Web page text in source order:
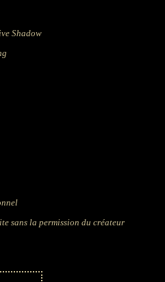
Shadow
sans la permission du créateur